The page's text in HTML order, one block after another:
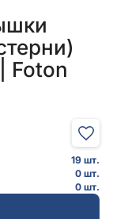
Foton
19 шт.
0 шт.
0 шт.